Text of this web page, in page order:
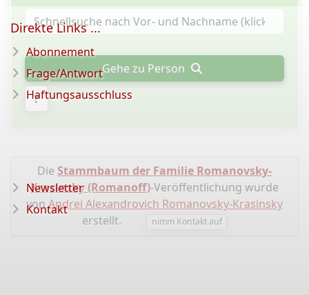
Gehe zu Person
?
Die Stammbaum der Familie Romanovsky-
Krasinsky (Romanoff)-Veröffentlichung wurde
vonAndrei Alexandrovich Romanovsky-Krasinsky
erstellt.
nimm Kontakt auf
Direkte Links ...
Abonnement
Frage/Antwort
Haftungsausschluss
Newsletter
Kontakt